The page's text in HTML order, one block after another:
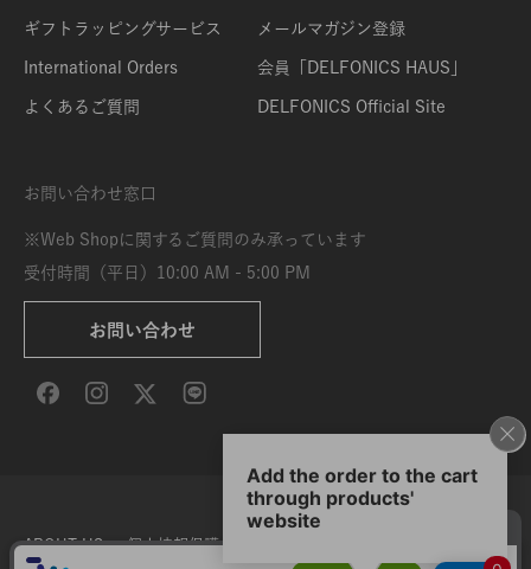
ギフトラッピングサービス
International Orders
よくあるご質問
メールマガジン登録
会員「DELFONICS HAUS」
DELFONICS Official Site
お問い合わせ窓口
※Web Shopに関するご質問のみ承っています
受付時間（平日）10:00 AM - 5:00 PM
お問い合わせ
ABOUT US 個人情報保護方針